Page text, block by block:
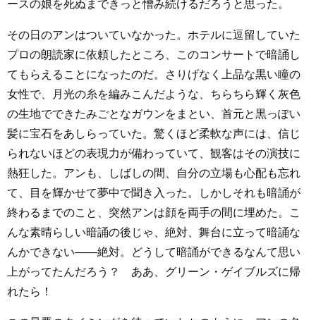
ースの娘を死ぬまできっと憎み続けるだろうと思った。
その日のアンはついていなかった。ホテルに逗留していた
プロの朗読家に依頼したところ、このコンサートで暗誦し
てもらえることになったのだ。さりげなく上品な黒い瞳の
女性で、月光の糸を編みこんだような、ちらちら輝く灰色
の生地でできたみごとなガウンをまとい、首元と黒っぽい
髪に宝石をあしらっていた。驚くほど柔軟な声には、信じ
られないほどの表現力が備わっていて、観客はその演技に
熱狂した。アンも、しばしの間、自分の立場も心配も忘れ
て、目を輝かせて夢中で聞き入った。しかしそれも暗誦が
終わるまでのこと、突然アンは顔を両手の間に埋めた。こ
んな素晴らしい暗誦の後じゃ、絶対、舞台に立って暗誦な
んかできない――絶対。どうして暗誦ができるなんて思い
上がってたんだろう？ ああ、グリーン・ゲイブルズに帰
れたら！